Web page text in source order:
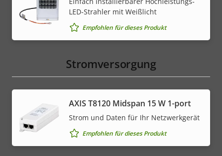
LED-Strahler mit Weißlicht
Empfohlen für dieses Produkt
Stromversorgung
AXIS T8120 Midspan 15 W 1-port
Strom und Daten für Ihr Netzwerkgerät
Empfohlen für dieses Produkt